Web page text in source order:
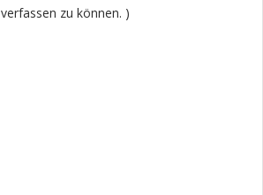
verfassen zu können. )